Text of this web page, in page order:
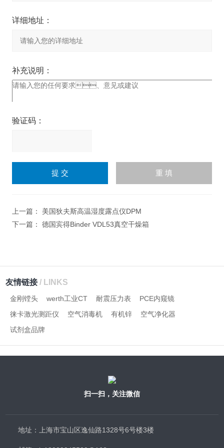
详细地址：
补充说明：
验证码：
上一篇： 美国狄夫斯高温湿度露点仪DPM
下一篇： 德国宾得Binder VDL53真空干燥箱
友情链接/ LINKS
金刚镗头 werth工业CT 耐震压力表
PCE内窥镜
徕卡激光测距仪
空气消毒机 有机锌
空气净化器
试剂盒品牌
扫一扫，关注微信
地址：上海市宝山区逸仙路1328号6号楼3楼